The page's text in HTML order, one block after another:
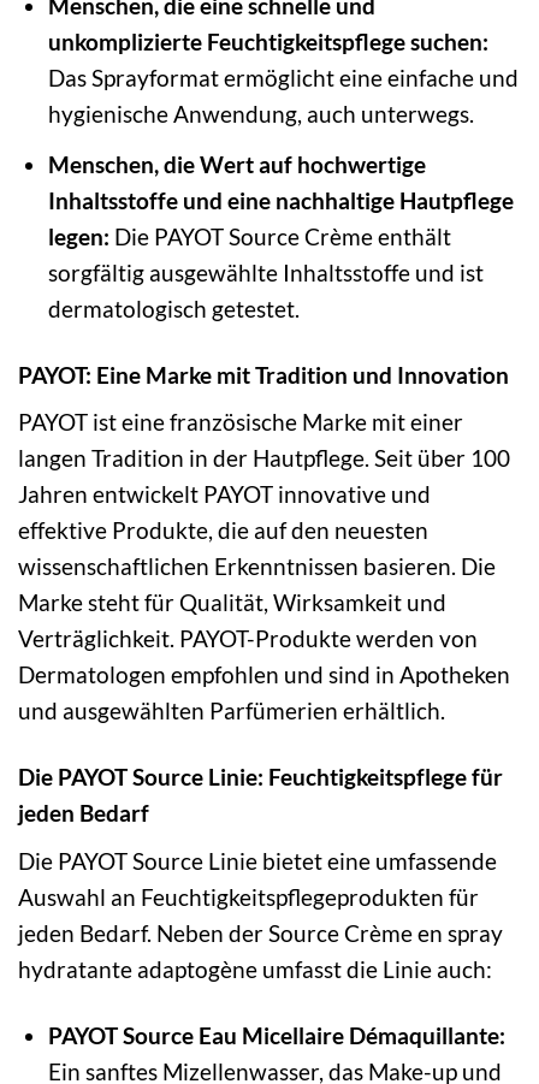
Menschen, die eine schnelle und
unkomplizierte Feuchtigkeitspflege suchen:
Das Sprayformat ermöglicht eine einfache und
hygienische Anwendung, auch unterwegs.
Menschen, die Wert auf hochwertige
Inhaltsstoffe und eine nachhaltige Hautpflege
legen: Die PAYOT Source Crème enthält
sorgfältig ausgewählte Inhaltsstoffe und ist
dermatologisch getestet.
PAYOT: Eine Marke mit Tradition und Innovation
PAYOT ist eine französische Marke mit einer
langen Tradition in der Hautpflege. Seit über 100
Jahren entwickelt PAYOT innovative und
effektive Produkte, die auf den neuesten
wissenschaftlichen Erkenntnissen basieren. Die
Marke steht für Qualität, Wirksamkeit und
Verträglichkeit. PAYOT-Produkte werden von
Dermatologen empfohlen und sind in Apotheken
und ausgewählten Parfümerien erhältlich.
Die PAYOT Source Linie: Feuchtigkeitspflege für
jeden Bedarf
Die PAYOT Source Linie bietet eine umfassende
Auswahl an Feuchtigkeitspflegeprodukten für
jeden Bedarf. Neben der Source Crème en spray
hydratante adaptogène umfasst die Linie auch:
PAYOT Source Eau Micellaire Démaquillante:
Ein sanftes Mizellenwasser, das Make-up und